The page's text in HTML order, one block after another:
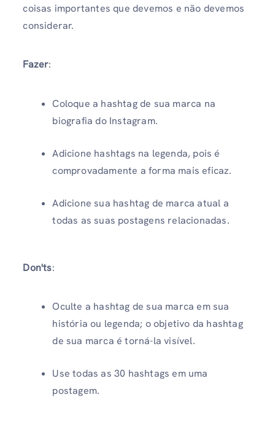
coisas importantes que devemos e não devemos
considerar.
Fazer:
Coloque a hashtag de sua marca na
biografia do Instagram.
Adicione hashtags na legenda, pois é
comprovadamente a forma mais eficaz.
Adicione sua hashtag de marca atual a
todas as suas postagens relacionadas.
Don'ts:
Oculte a hashtag de sua marca em sua
história ou legenda; o objetivo da hashtag
de sua marca é torná-la visível.
Use todas as 30 hashtags em uma
postagem.